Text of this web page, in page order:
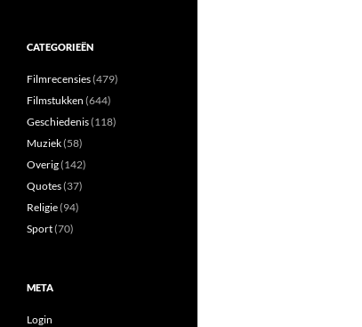
CATEGORIEËN
Filmrecensies(479)
Filmstukken (644)
Geschiedenis(118)
Muziek(58)
Overig(142)
Quotes(37)
Religie(94)
Sport(70)
META
Login